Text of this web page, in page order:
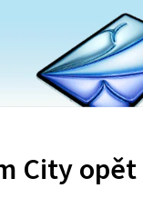
City